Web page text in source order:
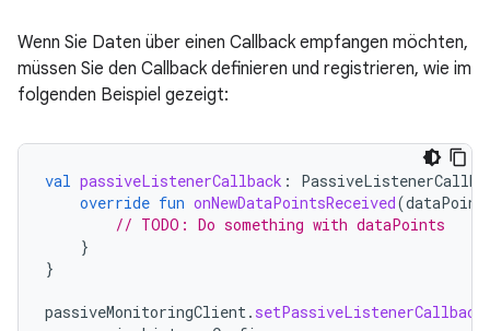
Wenn Sie Daten über einen Callback empfangen möchten,
müssen Sie den Callback definieren und registrieren, wie im
folgenden Beispiel gezeigt:
val passiveListenerCallback :
override fun onNewDataPointsReceived(
// TODO: Do something with dataPoints
}
}
passiveMonitoringClient. setPassiveListenerCallback